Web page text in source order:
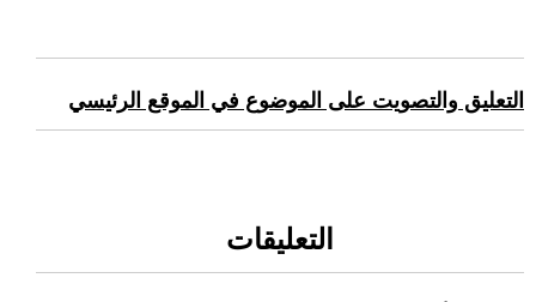
التعليق والتصويت على الموضوع في الموقع الرئيسي
التعليقات